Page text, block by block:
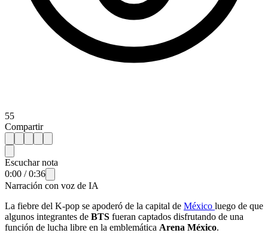
55
Compartir
Escuchar nota
0:00 /0:36
Narración con voz de IA
La fiebre del K-pop se apoderó de la capital de México luego de que
algunos integrantes de BTS fueran captados disfrutando de una
función de lucha libre en la emblemática Arena México.